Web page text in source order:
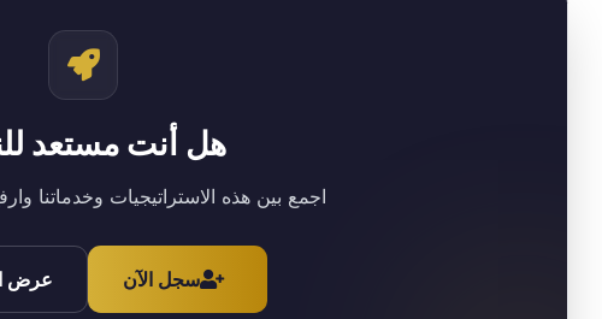
هل أنت مستعد
اجمع بين هذه الاستراتيجيات وخدماتنا
سجل الآن عرض